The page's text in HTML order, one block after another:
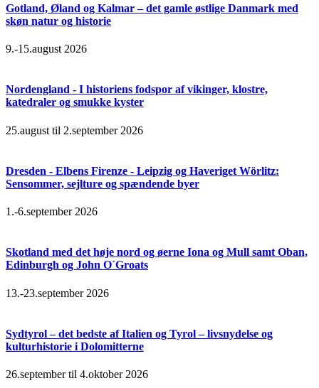
Gotland, Øland og Kalmar – det gamle østlige Danmark med
skøn natur og historie
9.-15.august 2026
Nordengland - I historiens fodspor af vikinger, klostre,
katedraler og smukke kyster
25.august til 2.september 2026
Dresden - Elbens Firenze - Leipzig og Haveriget Wörlitz:
Sensommer, sejlture og spændende byer
1.-6.september 2026
Skotland med det høje nord og øerne Iona og Mull samt Oban,
Edinburgh og John O´Groats
13.-23.september 2026
Sydtyrol – det bedste af Italien og Tyrol – livsnydelse og
kulturhistorie i Dolomitterne
26.september til 4.oktober 2026